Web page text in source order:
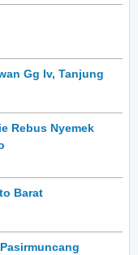
Gg Iv, Tanjung
Rebus Nyemek
Barat